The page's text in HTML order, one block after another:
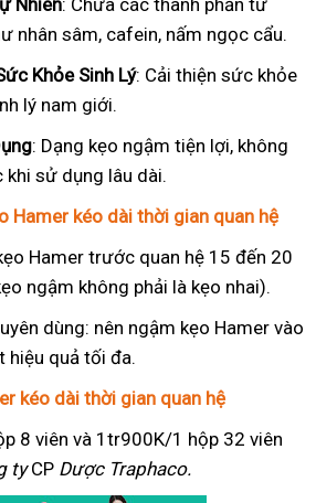
nhân sâm, cafein, nấm ngọc cẩu.
Khỏe Sinh Lý: Cải thiện sức khỏe
lý nam giới.
: Dạng kẹo ngậm tiện lợi, không
khi sử dụng lâu dài.
Hamer kéo dài thời gian quan hệ
Hamer trước quan hệ 15 đến 20
ngậm không phải là kẹo nhai).
dùng: nên ngậm kẹo Hamer vào
hiệu quả tối đa.
kéo dài thời gian quan hệ
8 viên và 1tr900K/1 hộp 32 viên
tyCP Dược Traphaco.